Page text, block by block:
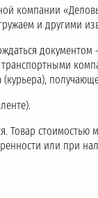
компании
и другими
Товар стоимостью
или при